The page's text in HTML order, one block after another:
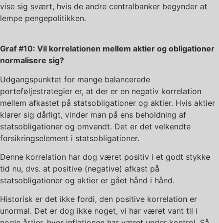
vise sig svært, hvis de andre centralbanker begynder at
lempe pengepolitikken.
Graf #10: Vil korrelationen mellem aktier og obligationer
normalisere sig?
Udgangspunktet for mange balancerede
porteføljestrategier er, at der er en negativ korrelation
mellem afkastet på statsobligationer og aktier. Hvis aktier
klarer sig dårligt, vinder man på ens beholdning af
statsobligationer og omvendt. Det er det velkendte
forsikringselement i statsobligationer.
Denne korrelation har dog været positiv i et godt stykke
tid nu, dvs. at positive (negative) afkast på
statsobligationer og aktier er gået hånd i hånd.
Historisk er det ikke fordi, den positive korrelation er
unormal. Det er dog ikke noget, vi har været vant til i